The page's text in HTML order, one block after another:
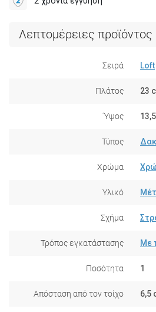
Λεπτομέρειες προϊόντος
Σειρά Loft
Πλάτος 23
Ύψος
Τύπος
Χρώμα
Υλικό
Σχήμα
Τρόπος εγκατάστασης Με
Ποσότητα 1
Απόσταση από τον τοίχο 6,5